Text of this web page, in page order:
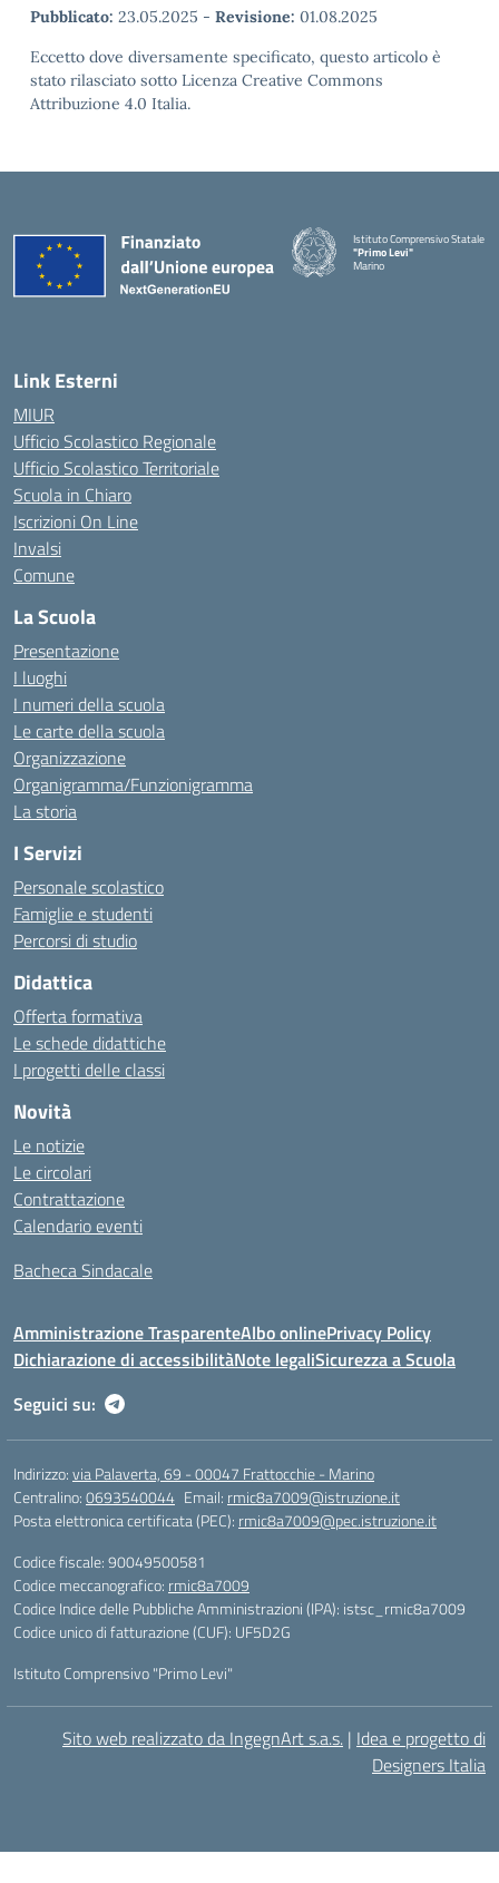
Pubblicato: 23.05.2025 - Revisione: 01.08.2025
Eccetto dove diversamente specificato, questo articolo è
stato rilasciato sotto Licenza Creative Commons
Attribuzione 4.0 Italia.
Istituto Comprensivo Statale
"Primo Levi"
Marino
Link Esterni
MIUR
Ufficio Scolastico Regionale
Ufficio Scolastico Territoriale
Scuola in Chiaro
Iscrizioni On Line
Invalsi
Comune
La Scuola
Presentazione
I luoghi
I numeri della scuola
Le carte della scuola
Organizzazione
Organigramma/Funzionigramma
La storia
I Servizi
Personale scolastico
Famiglie e studenti
Percorsi di studio
Didattica
Offerta formativa
Le schede didattiche
I progetti delle classi
Novità
Le notizie
Le circolari
Contrattazione
Calendario eventi
Bacheca Sindacale
Amministrazione TrasparenteAlbo onlinePrivacy Policy
Dichiarazione di accessibilitàNote legaliSicurezza a Scuola
Seguici su:
Indirizzo:via Palaverta, 69 - 00047 Frattocchie - Marino
Centralino:0693540044 Email: rmic8a7009@istruzione.it
Posta elettronica certificata (PEC): rmic8a7009@pec.istruzione.it
Codice fiscale: 90049500581
Codice meccanografico: rmic8a7009
Codice Indice delle Pubbliche Amministrazioni (IPA): istsc_rmic8a7009
Codice unico di fatturazione (CUF): UF5D2G
Istituto Comprensivo "Primo Levi"
Sito web realizzato da IngegnArt s.a.s. | Idea e progetto di
Designers Italia